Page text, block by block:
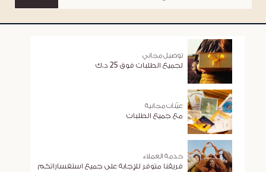
توصيل مجاني
لجميع الطلبات فوق 25 د.ك
عيّنات مجانية
مع جميع الطلبات
خدمة العملاء
فريقنا متوفر للإجابة على جميع استفساراتكم